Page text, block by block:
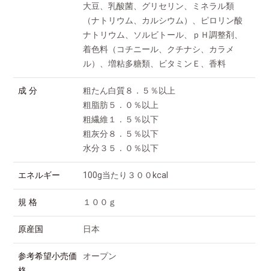
大豆、乳酸菌、グリセリン、ミネラル類
（ナトリウム、カルシウム）、ピロリン酸
ナトリウム、ソルビトール、ｐＨ調整剤、
着色料（コチニール、クチナシ、カラメ
ル）、増粘多糖類、ビタミンＥ、香料
成 分
粗たん白質８．５％以上
粗脂肪５．０％以上
粗繊維１．５％以下
粗灰分８．５％以下
水分３５．０％以下
エネルギー 100g当たり３００kcal
規 格 １００ｇ
原産国 日本
参考希望小売価
オープン